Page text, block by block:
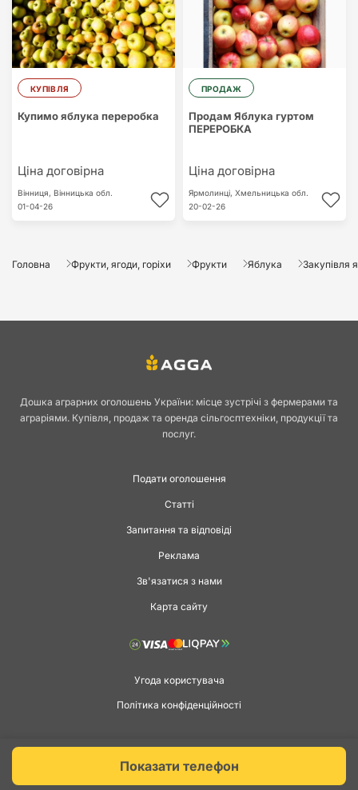
Показати телефон
КУПІВЛЯ
Купимо яблука переробка
Ціна договірна
Вінниця, Вінницька обл.
01-04-26
ПРОДАЖ
Продам Яблука гуртом
ПЕРЕРОБКА
Ціна договірна
Ярмолинці, Хмельницька обл.
20-02-26
Головна Фрукти, ягоди, горіхи Фрукти Яблука Закупівля
Дошка аграрних оголошень України: місце зустрічі з фермерами та
аграріями. Купівля, продаж та оренда сільгосптехніки, продукції та
послуг.
Подати оголошення
Статті
Запитання та відповіді
Реклама
Зв'язатися з нами
Карта сайту
Угода користувача
Політика конфіденційності